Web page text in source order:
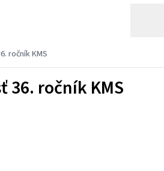
ročník KMS
36. ročník KMS